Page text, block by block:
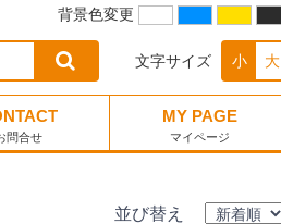
背景色変更
文字サイズ 小 大
問合せ
MY PAGE
マイページ
並び替え